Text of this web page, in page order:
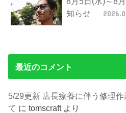
知らせ
最近のコメント
5/29更新 店長療養に伴う修理
て にtomscraftより